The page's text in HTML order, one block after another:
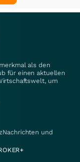
als den
für einen aktuellen
um
und